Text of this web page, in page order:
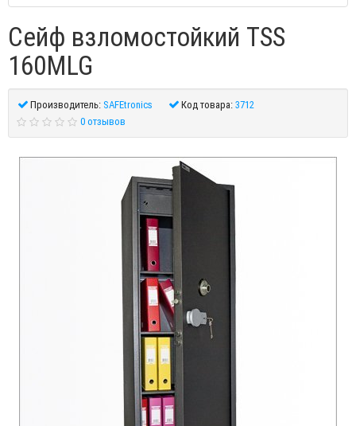
Сейф взломостойкий TSS
160MLG
Производитель:SAFEtronics Код товара:3712
0 отзывов